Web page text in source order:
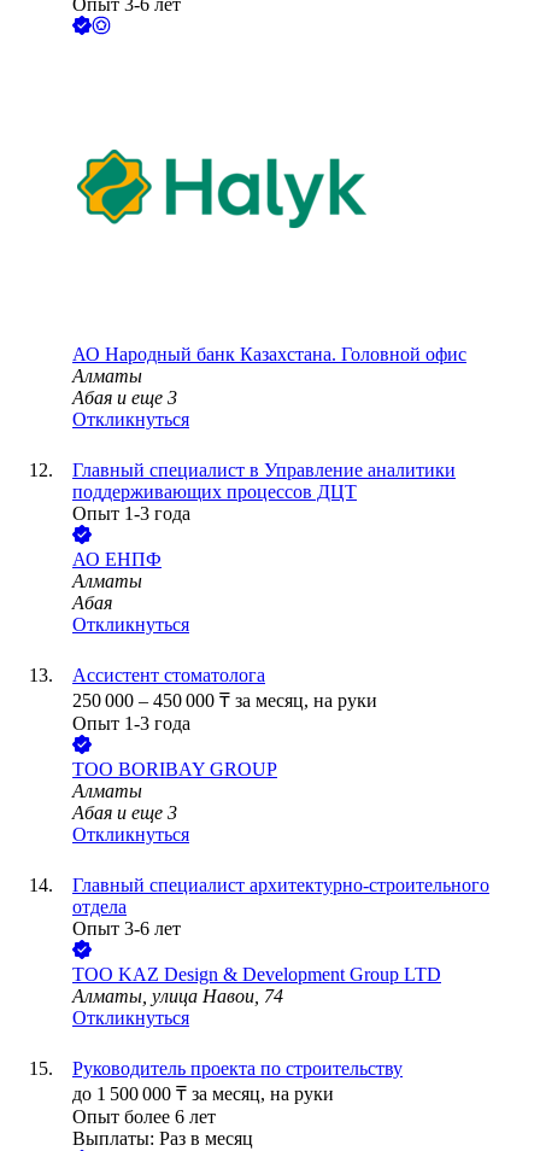
Опыт 3-6 лет
АО Народный банк Казахстана. Головной офис
Алматы
Абая и еще 3
Откликнуться
Главный специалист в Управление аналитики
поддерживающих процессов ДЦТ
Опыт 1-3 года
АО ЕНПФ
Алматы
Абая
Откликнуться
Ассистент стоматолога
250 000 – 450 000 ₸ за месяц, на руки
Опыт 1-3 года
ТОО BORIBAY GROUP
Алматы
Абая и еще 3
Откликнуться
Главный специалист архитектурно-строительного
отдела
Опыт 3-6 лет
ТОО KAZ Design & Development Group LTD
Алматы, улица Навои, 74
Откликнуться
Руководитель проекта по строительству
до 1 500 000 ₸ за месяц, на руки
Опыт более 6 лет
Выплаты: Раз в месяц